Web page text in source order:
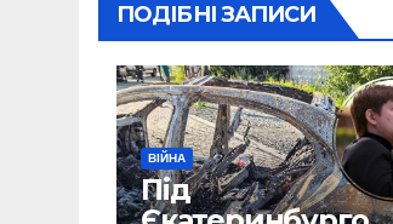
ПОДІБНІ ЗАПИСИ
ВІЙНА
Під